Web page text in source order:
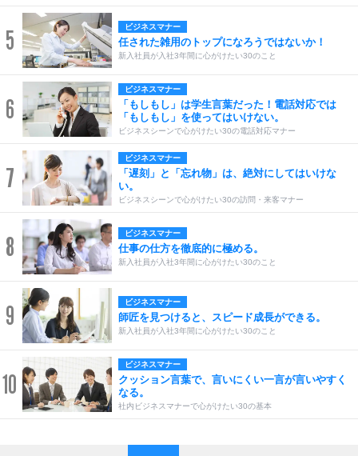
5 ビジネスマナー
任された雑用のトップになろうではないか！
新入社員が入社3年間に心がけたい30のこと
6
ビジネスマナー
「もしもし」は学生言葉だった！電話対応では
「もしもし」を使ってはいけない。
ビジネスシーンで心がけたい30の電話対応マナー
7
ビジネスマナー
「遅刻」と「忘れ物」は、絶対にしてはいけな
い。
ビジネスシーンで心がけたい30の訪問・来客マナー
8 ビジネスマナー
仕事の仕方を徹底的に極める。
新入社員が入社3年間に心がけたい30のこと
9 ビジネスマナー
師匠を見つけると、スピード成長ができる。
新入社員が入社3年間に心がけたい30のこと
10
ビジネスマナー
クッション言葉で、言いにくい一言が言いやすく
なる。
社内ビジネスマナーで心がけたい30の基本